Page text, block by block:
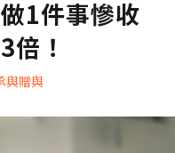
1件事慘收
！
與贈與